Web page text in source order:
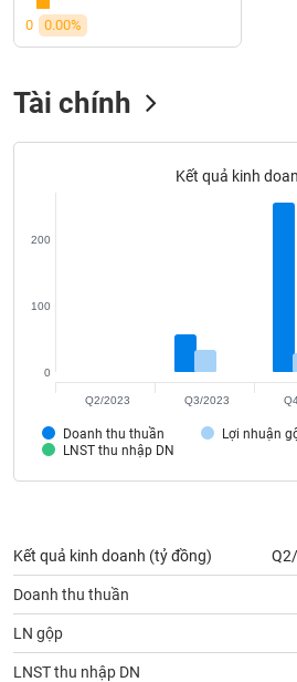
0 0.00%
Tài chính
Kết quả kinh
Doanh thu thuần
Lợi nhuận
LNST thu nhập DN
0
100
200
Q2/2023 Q3/2023
Kết quả kinh doanh (tỷ đồng)
Doanh thu thuần
LN gộp
LNST thu nhập DN
SÓC
SỨC
KHỎE
CÔNG
TIN
DỊCH
THÔNG
TIỆN